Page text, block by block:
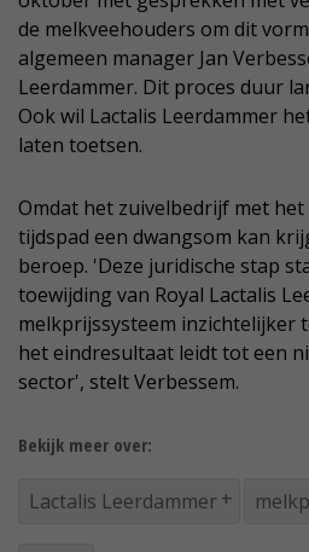
de melkveehouders om dit
algemeen manager Jan
Leerdammer. Dit proces duur
Ook wil Lactalis Leerdammer
laten toetsen.
Omdat het zuivelbedrijf met
tijdspad een dwangsom kan
beroep. 'Deze juridische stap
toewijding van Royal Lactalis
melkprijssysteem inzichtelijker
het eindresultaat leidt tot een
sector', stelt Verbessem.
Bekijk meer over:
Lactalis Leerdammer